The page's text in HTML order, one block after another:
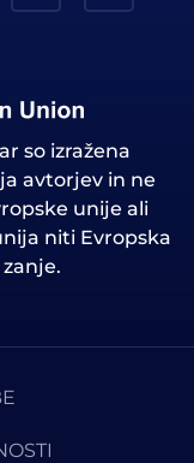
so izražena
avtorjev in ne
unije ali
niti Evropska